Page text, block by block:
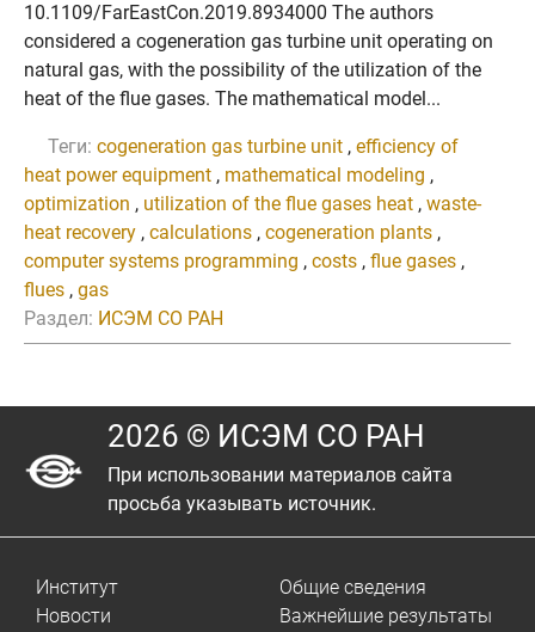
10.1109/FarEastCon.2019.8934000 The authors
considered a cogeneration gas turbine unit operating on
natural gas, with the possibility of the utilization of the
heat of the flue gases. The mathematical model...
Теги: cogeneration gas turbine unit , efficiency of
heat power equipment , mathematical modeling ,
optimization , utilization of the flue gases heat , waste-
heat recovery , calculations , cogeneration plants ,
computer systems programming , costs , flue gases ,
flues , gas
Раздел: ИСЭМ СО РАН
2026 © ИСЭМ СО РАН
При использовании материалов сайта
просьба указывать источник.
Институт
Новости
Общие сведения
Важнейшие результаты